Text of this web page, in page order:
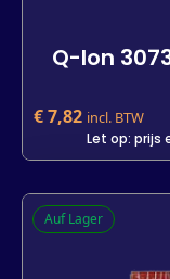
Q-lon
€7,82 incl. BTW
Let op: prijs
Q-lon
Auf Lager